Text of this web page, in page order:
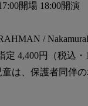
開場 18:00開演
/
定 4,400円（税込
は、保護者同伴